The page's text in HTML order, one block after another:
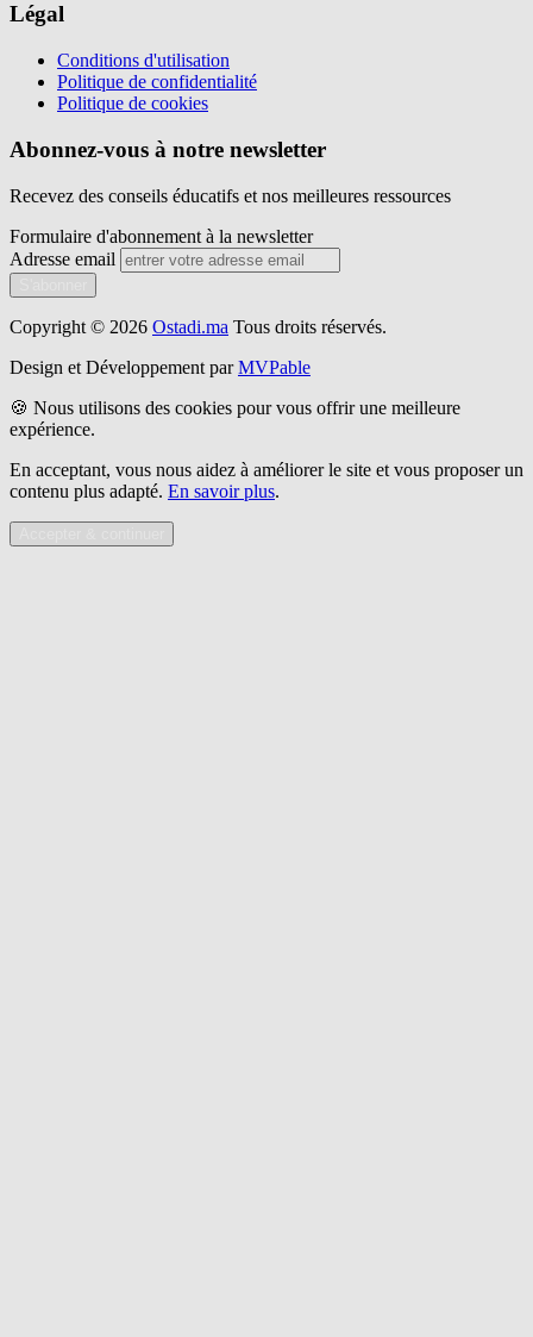
Légal
Conditions d'utilisation
Politique de confidentialité
Politique de cookies
Abonnez-vous à notre newsletter
Recevez des conseils éducatifs et nos meilleures ressources
Formulaire d'abonnement à la newsletter
Adresse email
Copyright © 2026 Ostadi.ma Tous droits réservés.
Design et Développement par MVPable
🍪 Nous utilisons des cookies pour vous offrir une meilleure
expérience.
En acceptant, vous nous aidez à améliorer le site et vous proposer un
contenu plus adapté. En savoir plus.